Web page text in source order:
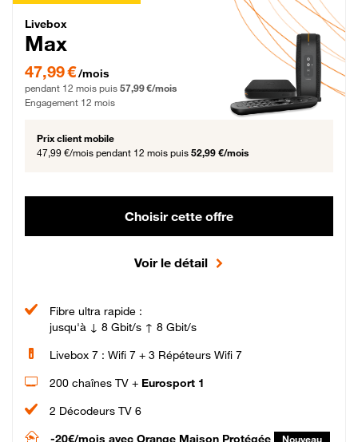
Livebox Max Fibre
Livebox
Max
47,99 € par mois pendant 12 mois puis 57,99 € par mois, Engagement 12 mois
47,99 €/mois
pendant 12 mois puis 57,99 €/mois
Engagement 12 mois
Prix client mobile
47,99 €/mois pendant 12 mois puis 52,99 €/mois
Choisir cette offre
Voir le détail
Fibre ultra rapide :
jusqu'à ↓ 8 Gbit/s ↑ 8 Gbit/s
Livebox 7 : Wifi 7 + 3 Répéteurs Wifi 7
200 chaînes TV + Eurosport 1
2 Décodeurs TV 6
-20€/mois avec Orange Maison Protégée Nouveau